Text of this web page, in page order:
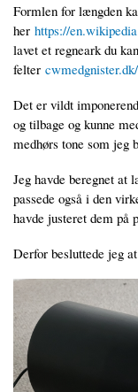
Formlen for længden
her https://
lavet et regneark du
felter
Det er vildt
og tilbage og kunne
medhørs tone som jeg
Jeg havde beregnet at
passede også i den
havde justeret dem på
Derfor besluttede jeg